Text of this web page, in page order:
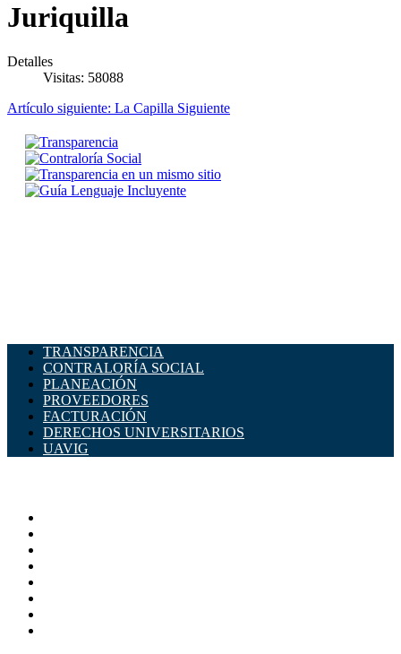
Juriquilla
Detalles
Visitas: 58088
Artículo siguiente: La Capilla Siguiente
TRANSPARENCIA
CONTRALORÍA SOCIAL
PLANEACIÓN
PROVEEDORES
FACTURACIÓN
DERECHOS UNIVERSITARIOS
UAVIG